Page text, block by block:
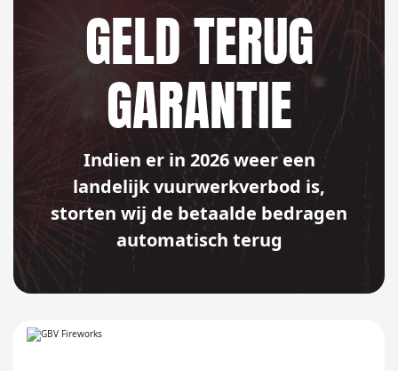
GELD TERUG
GARANTIE
Indien er in 2026 weer een
landelijk vuurwerkverbod is,
storten wij de betaalde bedragen
automatisch terug